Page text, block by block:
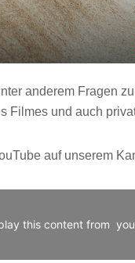
anderem Fragen
Filmes und auch
auf unserem
this content from